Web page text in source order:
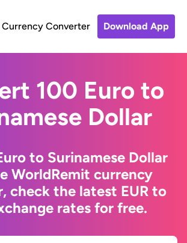
Currency Converter Download App
100 Euro to
Dollar
to Surinamese Dollar
WorldRemit currency
check the latest EUR to
rates for free.